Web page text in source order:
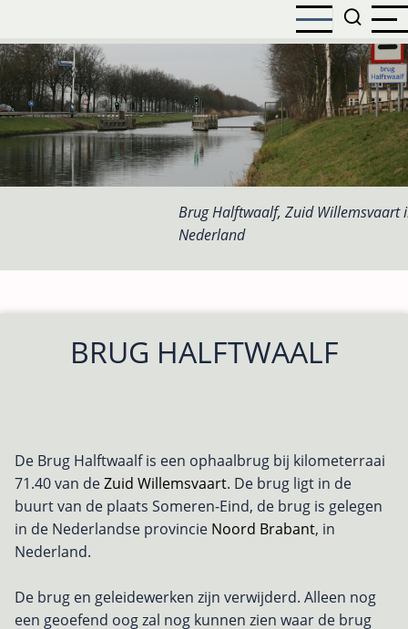
naar
inhoud
gaan
Brug Halftwaalf, Zuid Willemsvaart
Nederland
BRUG HALFTWAALF
De Brug Halftwaalf is een ophaalbrug bij kilometerraai
71.40 van deZuid Willemsvaart. De brug ligt in de
buurt van de plaats Someren-Eind, de brug is gelegen
in de Nederlandse provincie Noord Brabant, in
Nederland.
De brug en geleidewerken zijn verwijderd. Alleen nog
een geoefend oog zal nog kunnen zien waar de brug